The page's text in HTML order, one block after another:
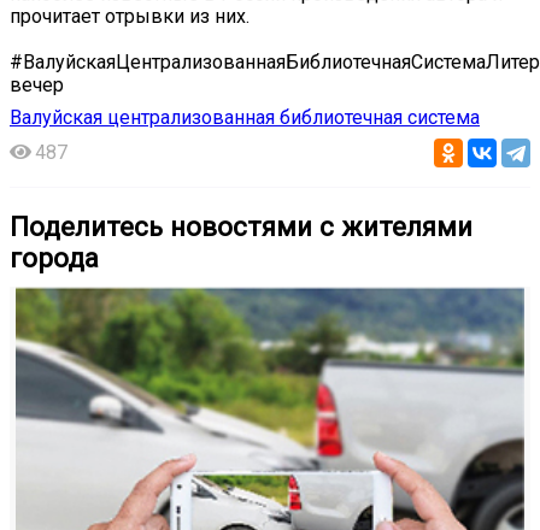
прочитает отрывки из них.
вечер
Валуйская централизованная библиотечная система
487
Поделитесь новостями с жителями
города